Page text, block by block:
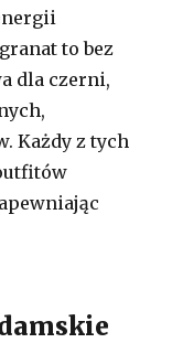
to bez
dla czerni,
Każdy z tych